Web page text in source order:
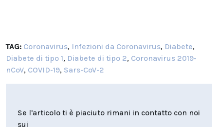
TAG: Coronavirus, Infezioni da Coronavirus, Diabete,
Diabete di tipo 1, Diabete di tipo 2, Coronavirus 2019-
nCoV, COVID-19, Sars-CoV-2
Se l'articolo ti è piaciuto rimani in contatto con noi
sui